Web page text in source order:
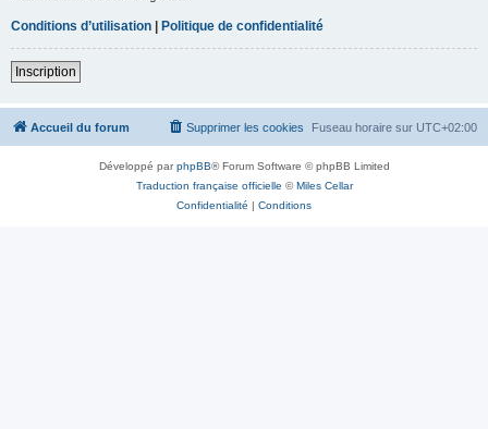
Conditions d’utilisation | Politique de confidentialité
Inscription
Accueil du forum Fuseau horaire sur UTC+02:00
Supprimer les cookies
Développé parphpBB® Forum Software © phpBB Limited
Traduction française officielle ©Miles Cellar
Confidentialité | Conditions